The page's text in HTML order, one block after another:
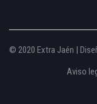
© 2020 Extra Jaén |
Aviso